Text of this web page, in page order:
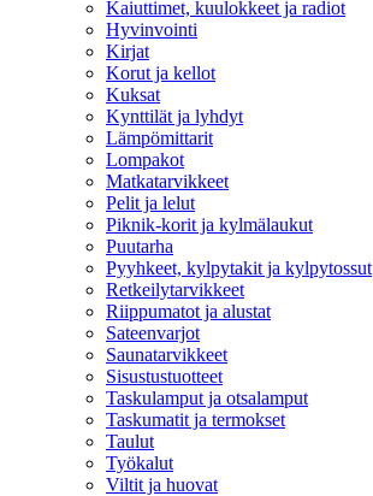
Kaiuttimet, kuulokkeet ja radiot
Hyvinvointi
Kirjat
Korut ja kellot
Kuksat
Kynttilät ja lyhdyt
Lämpömittarit
Lompakot
Matkatarvikkeet
Pelit ja lelut
Piknik-korit ja kylmälaukut
Puutarha
Pyyhkeet, kylpytakit ja kylpytossut
Retkeilytarvikkeet
Riippumatot ja alustat
Sateenvarjot
Saunatarvikkeet
Sisustustuotteet
Taskulamput ja otsalamput
Taskumatit ja termokset
Taulut
Työkalut
Viltit ja huovat